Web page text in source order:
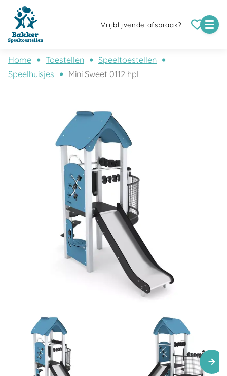
Vrijblijvende afspraak?
Home Toestellen
Speeltoestellen
Speelhuisjes
Mini Sweet 0112 hpl